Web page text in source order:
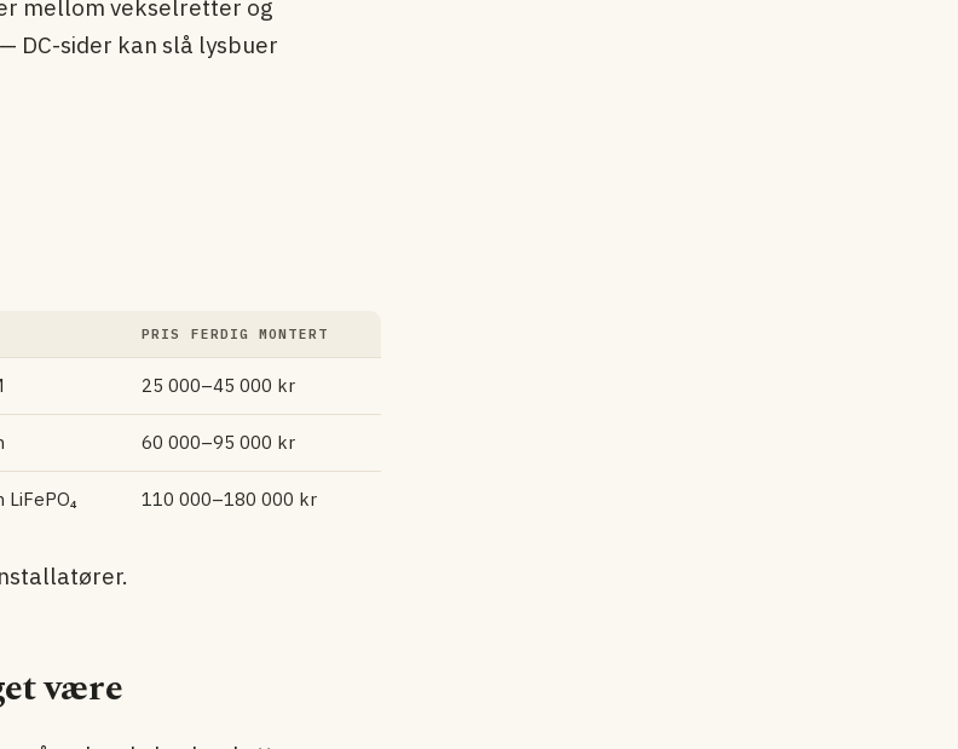
mellom vekselretter og
DC-sider kan slå lysbuer
PRIS FERDIG MONTERT
25 000–45 000 kr
60 000–95 000 kr
110 000–180 000 kr
være